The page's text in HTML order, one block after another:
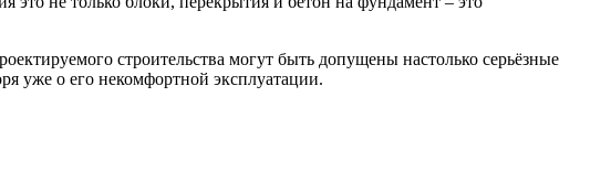
строительства могут быть допущены настолько серьёзные
уже о его некомфортной эксплуатации.